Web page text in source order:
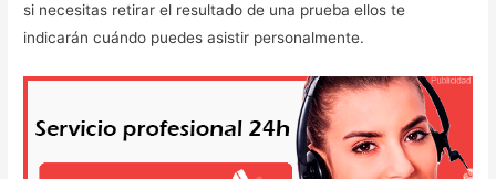
si necesitas retirar el resultado de una prueba ellos te
indicarán cuándo puedes asistir personalmente.